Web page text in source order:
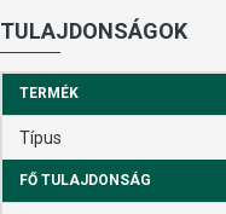
TULAJDONSÁGOK
TERMÉK
Típus
FŐ TULAJDONSÁG